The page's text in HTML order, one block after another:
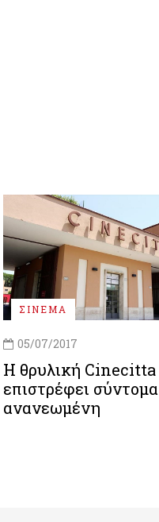
ΣΙΝΕΜΑ
05/07/2017
Η θρυλική Cinecitta
επιστρέφει σύντομα
ανανεωμένη